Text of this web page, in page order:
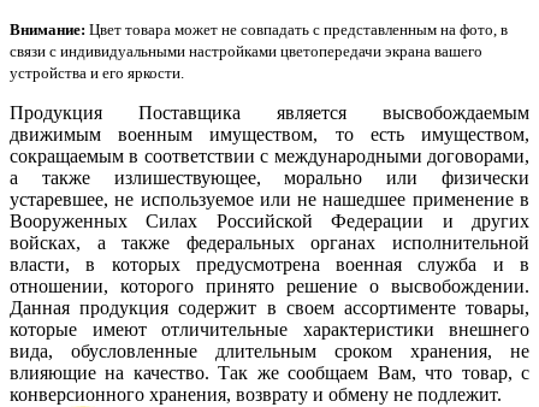
Внимание: Цвет товара может не совпадать с представленным на фото, в
связи с индивидуальными настройками цветопередачи экрана вашего
устройства и его яркости.
Продукция Поставщика является высвобождаемым
движимым военным имуществом, то есть имуществом,
сокращаемым в соответствии с международными договорами,
а также излишествующее, морально или физически
устаревшее, не используемое или не нашедшее применение в
Вооруженных Силах Российской Федерации и других
войсках, а также федеральных органах исполнительной
власти, в которых предусмотрена военная служба и в
отношении, которого принято решение о высвобождении.
Данная продукция содержит в своем ассортименте товары,
которые имеют отличительные характеристики внешнего
вида, обусловленные длительным сроком хранения, не
влияющие на качество. Так же сообщаем Вам, что товар, с
конверсионного хранения, возврату и обмену не подлежит.